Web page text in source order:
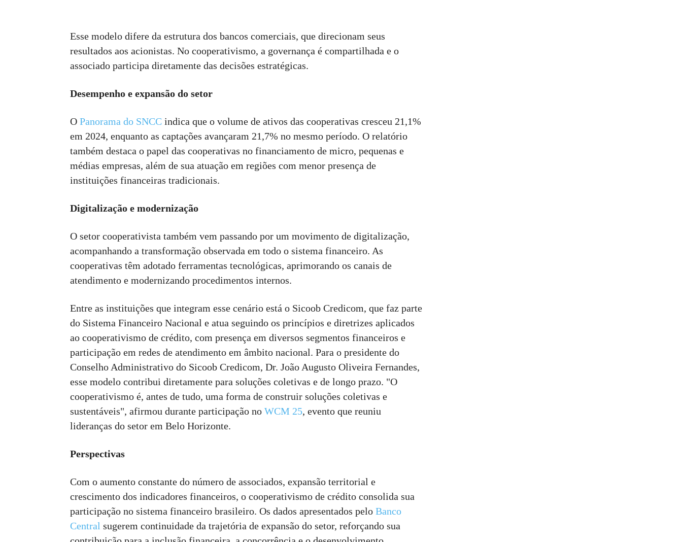
Esse modelo difere da estrutura dos bancos comerciais, que direcionam seus
resultados aos acionistas. No cooperativismo, a governança é compartilhada e o
associado participa diretamente das decisões estratégicas.
Desempenho e expansão do setor
O Panorama do SNCC indica que o volume de ativos das cooperativas cresceu 21,1%
em 2024, enquanto as captações avançaram 21,7% no mesmo período. O relatório
também destaca o papel das cooperativas no financiamento de micro, pequenas e
médias empresas, além de sua atuação em regiões com menor presença de
instituições financeiras tradicionais.
Digitalização e modernização
O setor cooperativista também vem passando por um movimento de digitalização,
acompanhando a transformação observada em todo o sistema financeiro. As
cooperativas têm adotado ferramentas tecnológicas, aprimorando os canais de
atendimento e modernizando procedimentos internos.
Entre as instituições que integram esse cenário está o Sicoob Credicom, que faz parte
do Sistema Financeiro Nacional e atua seguindo os princípios e diretrizes aplicados
ao cooperativismo de crédito, com presença em diversos segmentos financeiros e
participação em redes de atendimento em âmbito nacional. Para o presidente do
Conselho Administrativo do Sicoob Credicom, Dr. João Augusto Oliveira Fernandes,
esse modelo contribui diretamente para soluções coletivas e de longo prazo. "O
cooperativismo é, antes de tudo, uma forma de construir soluções coletivas e
sustentáveis", afirmou durante participação no WCM 25, evento que reuniu
lideranças do setor em Belo Horizonte.
Perspectivas
Com o aumento constante do número de associados, expansão territorial e
crescimento dos indicadores financeiros, o cooperativismo de crédito consolida sua
participação no sistema financeiro brasileiro. Os dados apresentados pelo Banco
Central sugerem continuidade da trajetória de expansão do setor, reforçando sua